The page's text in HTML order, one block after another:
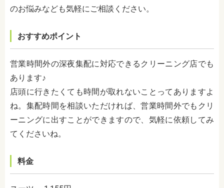
のお悩みなども気軽にご相談ください。
おすすめポイント
営業時間外の深夜集配に対応できるクリーニング店でも
あります♪
店頭に行きたくても時間が取れないことってありますよ
ね。集配時間を相談いただければ、営業時間外でもクリ
ーニングに出すことができますので、気軽に依頼してみ
てくださいね。
料金